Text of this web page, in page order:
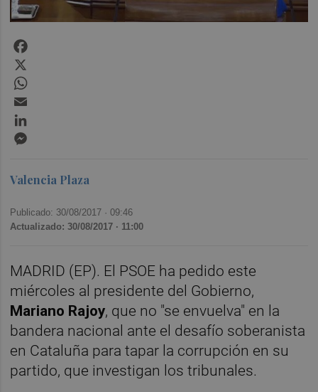
Valencia Plaza
Publicado: 30/08/2017 ·09:46
Actualizado: 30/08/2017 · 11:00
MADRID (EP). El PSOE ha pedido este
miércoles al presidente del Gobierno,
Mariano Rajoy, que no "se envuelva" en la
bandera nacional ante el desafío soberanista
en Cataluña para tapar la corrupción en su
partido, que investigan los tribunales.